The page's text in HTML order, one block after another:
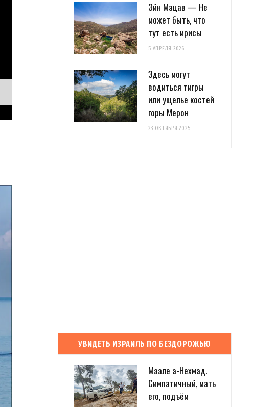
Эйн Мацав — Не
может быть, что
тут есть ирисы
5 АПРЕЛЯ 2026
Здесь могут
водиться тигры
или ущелье костей
горы Мерон
23 ОКТЯБРЯ 2025
УВИДЕТЬ ИЗРАИЛЬ ПО БЕЗДОРОЖЬЮ
Маале а-Нехмад.
Симпатичный, мать
его, подъём